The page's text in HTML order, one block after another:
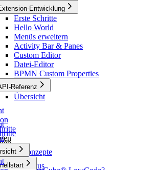
Entwicklung
Erste Schritte
Hello World
Menüs erweitern
Activity Bar & Panes
Custom Editor
Datei-Editor
BPMN Custom Properties
Referenz
Übersicht
Konzepte